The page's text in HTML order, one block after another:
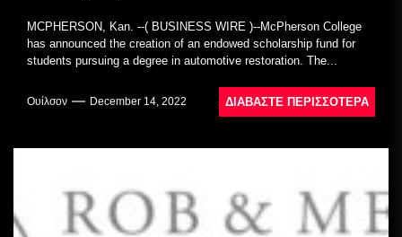
MCPHERSON, Kan. --( BUSINESS WIRE )--McPherson College
has announced the creation of an endowed scholarship fund for
students pursuing a degree in automotive restoration. The...
Ουίλσον December 14, 2022 ΔΙΑΒΆΣΤΕ ΠΕΡΙΣΣΌΤΕΡΑ